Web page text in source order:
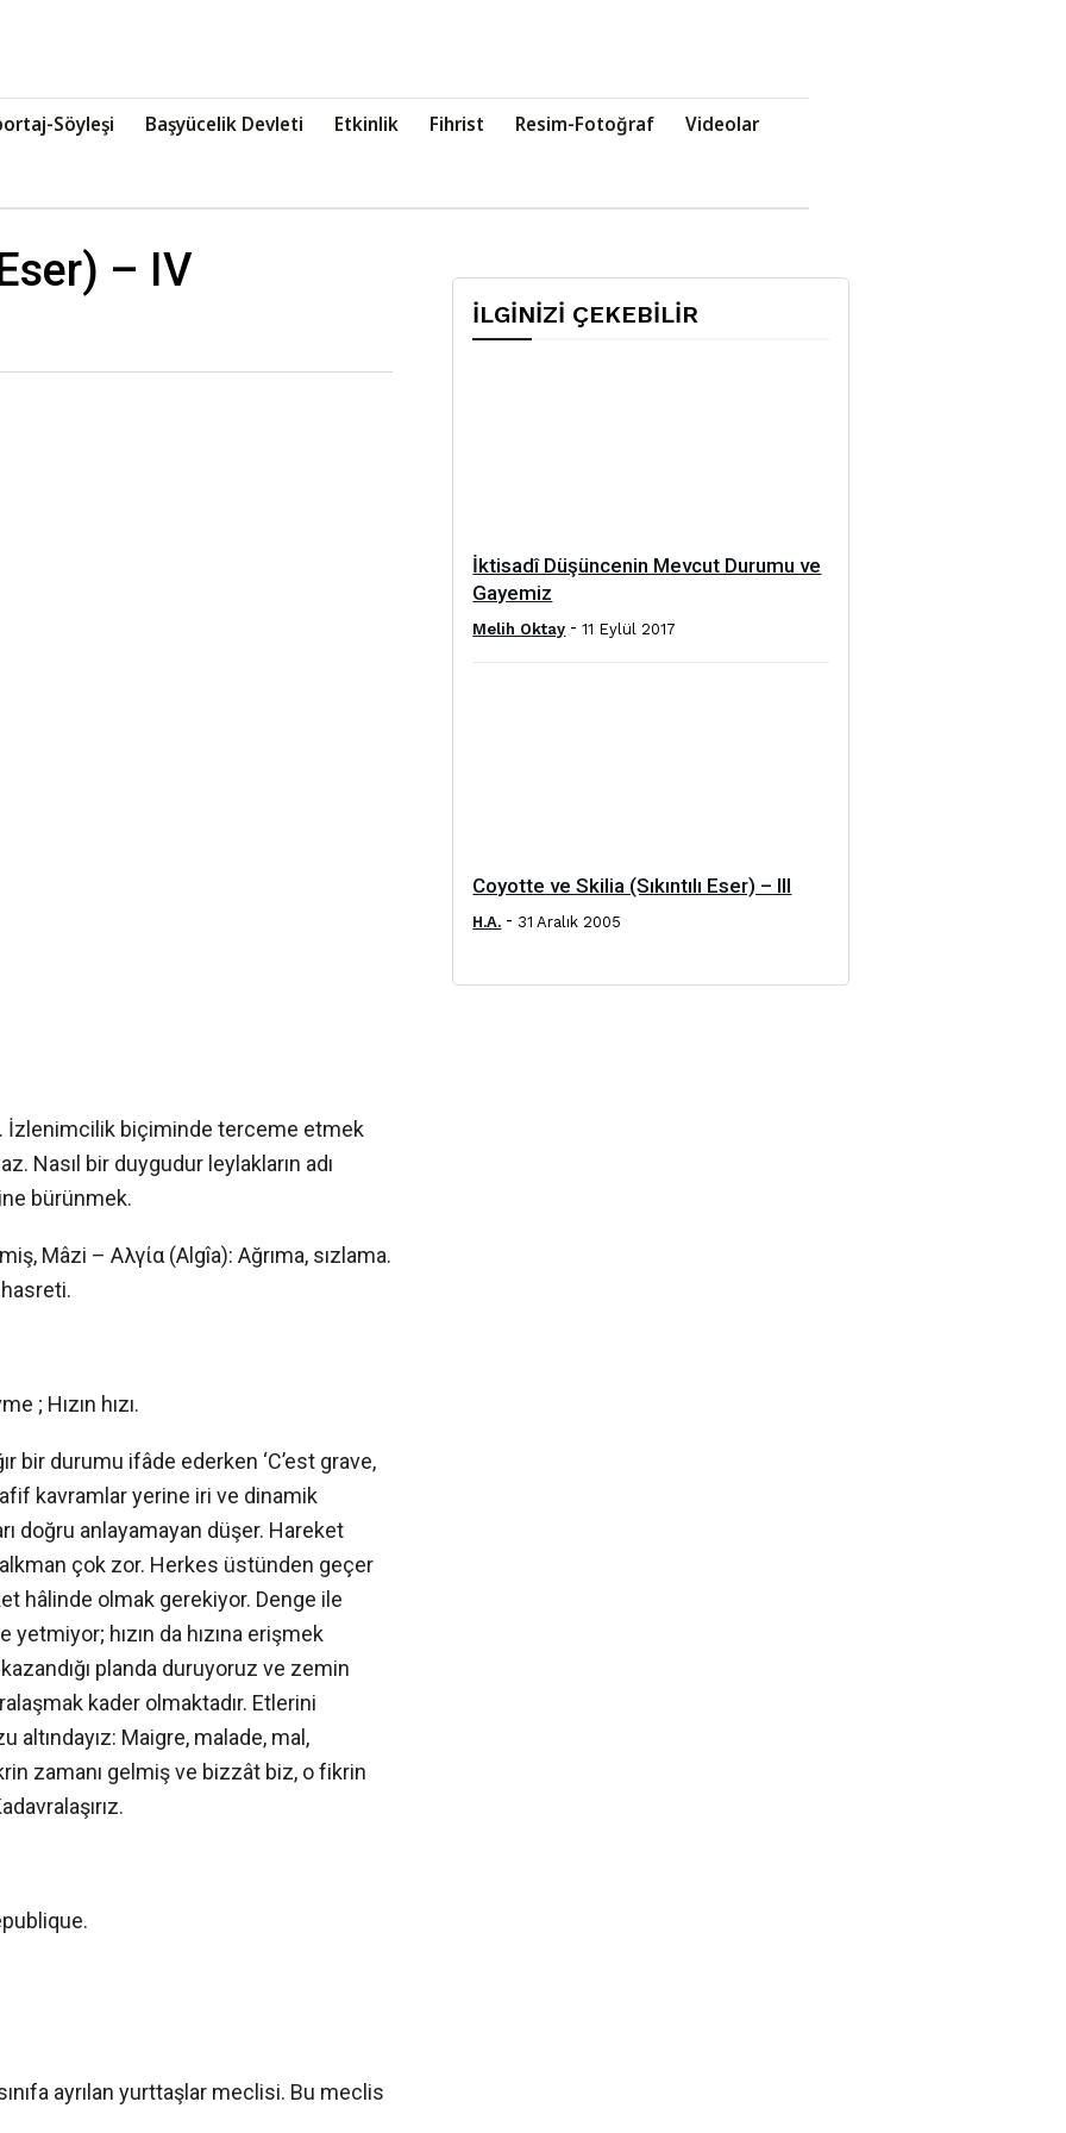
Söyleşi Başyücelik Devleti Etkinlik Fihrist Resim-Fotoğraf Videolar
– IV
İzlenimcilik biçiminde terceme etmek
Nasıl bir duygudur leylakların adı
bürünmek.
Mâzi – Αλγία (Algîa): Ağrıma, sızlama.
; Hızın hızı.
bir durumu ifâde ederken ‘C’est grave,
kavramlar yerine iri ve dinamik
doğru anlayamayan düşer. Hareket
çok zor. Herkes üstünden geçer
hâlinde olmak gerekiyor. Denge ile
yetmiyor; hızın da hızına erişmek
planda duruyoruz ve zemin
kader olmaktadır. Etlerini
altındayız: Maigre, malade, mal,
zamanı gelmiş ve bizzât biz, o fikrin
ayrılan yurttaşlar meclisi. Bu meclis
İLGİNİZİ ÇEKEBİLİR
İktisadî Düşüncenin Mevcut Durumu ve
Gayemiz
Melih Oktay - 11 Eylül 2017
Coyotte ve Skilia (Sıkıntılı Eser) – III
H.A. - 31 Aralık 2005